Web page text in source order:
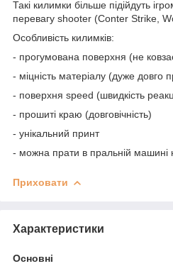
Такі килимки більше підійдуть
перевагу shooter (Conter Strike,
Особливість килимків:
- прогумована поверхня (не
- міцність матеріалу (дуже довго
- поверхня speed (швидкість
- прошиті краю (довговічність)
- унікальний принт
- можна прати в пральній машині
Приховати
Характеристики
Основні